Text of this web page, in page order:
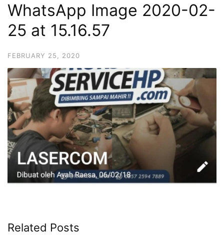
WhatsApp Image 2020-02-
25 at 15.16.57
FEBRUARY 25, 2020
Related Posts